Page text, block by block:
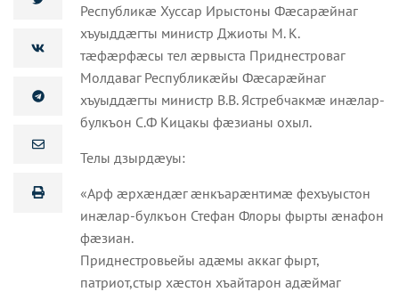
Республикæ Хуссар Ирыстоны Фæсарæйнаг
хъуыддæгты министр Джиоты М. К.
тæфæрфæсы тел æрвыста Приднестроваг
Молдаваг Республикæйы Фæсарæйнаг
хъуыддæгты министр В.В. Ястребчакмæ инæлар-
булкъон С.Ф Кицакы фæзианы охыл.
Телы дзырдæуы:
«Арф æрхæндæг æнкъарæнтимæ фехъуыстон
инæлар-булкъон Стефан Флоры фырты æнафон
фæзиан.
Приднестровьейы адæмы аккаг фырт,
патриот,стыр хæстон хъайтарон адæймаг